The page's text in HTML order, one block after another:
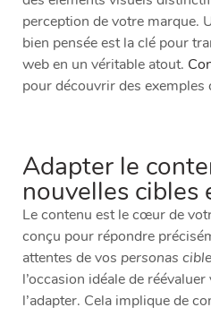
perception de votre marque.
bien pensée est la clé pour
web en un véritable atout.
pour découvrir des exemples
Adapter le
nouvelles cibles
Le contenu est le cœur de
conçu pour répondre
attentes de vos personas
l’occasion idéale de
l’adapter. Cela implique de